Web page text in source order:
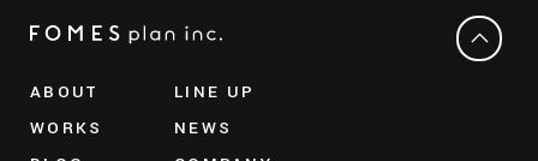
ABOUT
LINE UP
WORKS
NEWS